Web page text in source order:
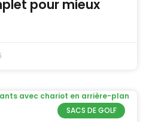
pour mieux
SACS DE GOLF